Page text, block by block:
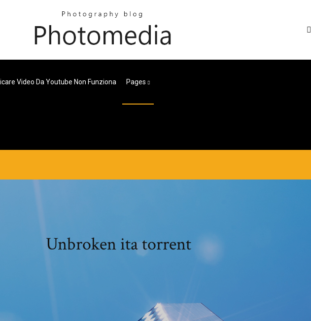
Video Da Youtube Non Funziona Pages
Unbroken ita torrent